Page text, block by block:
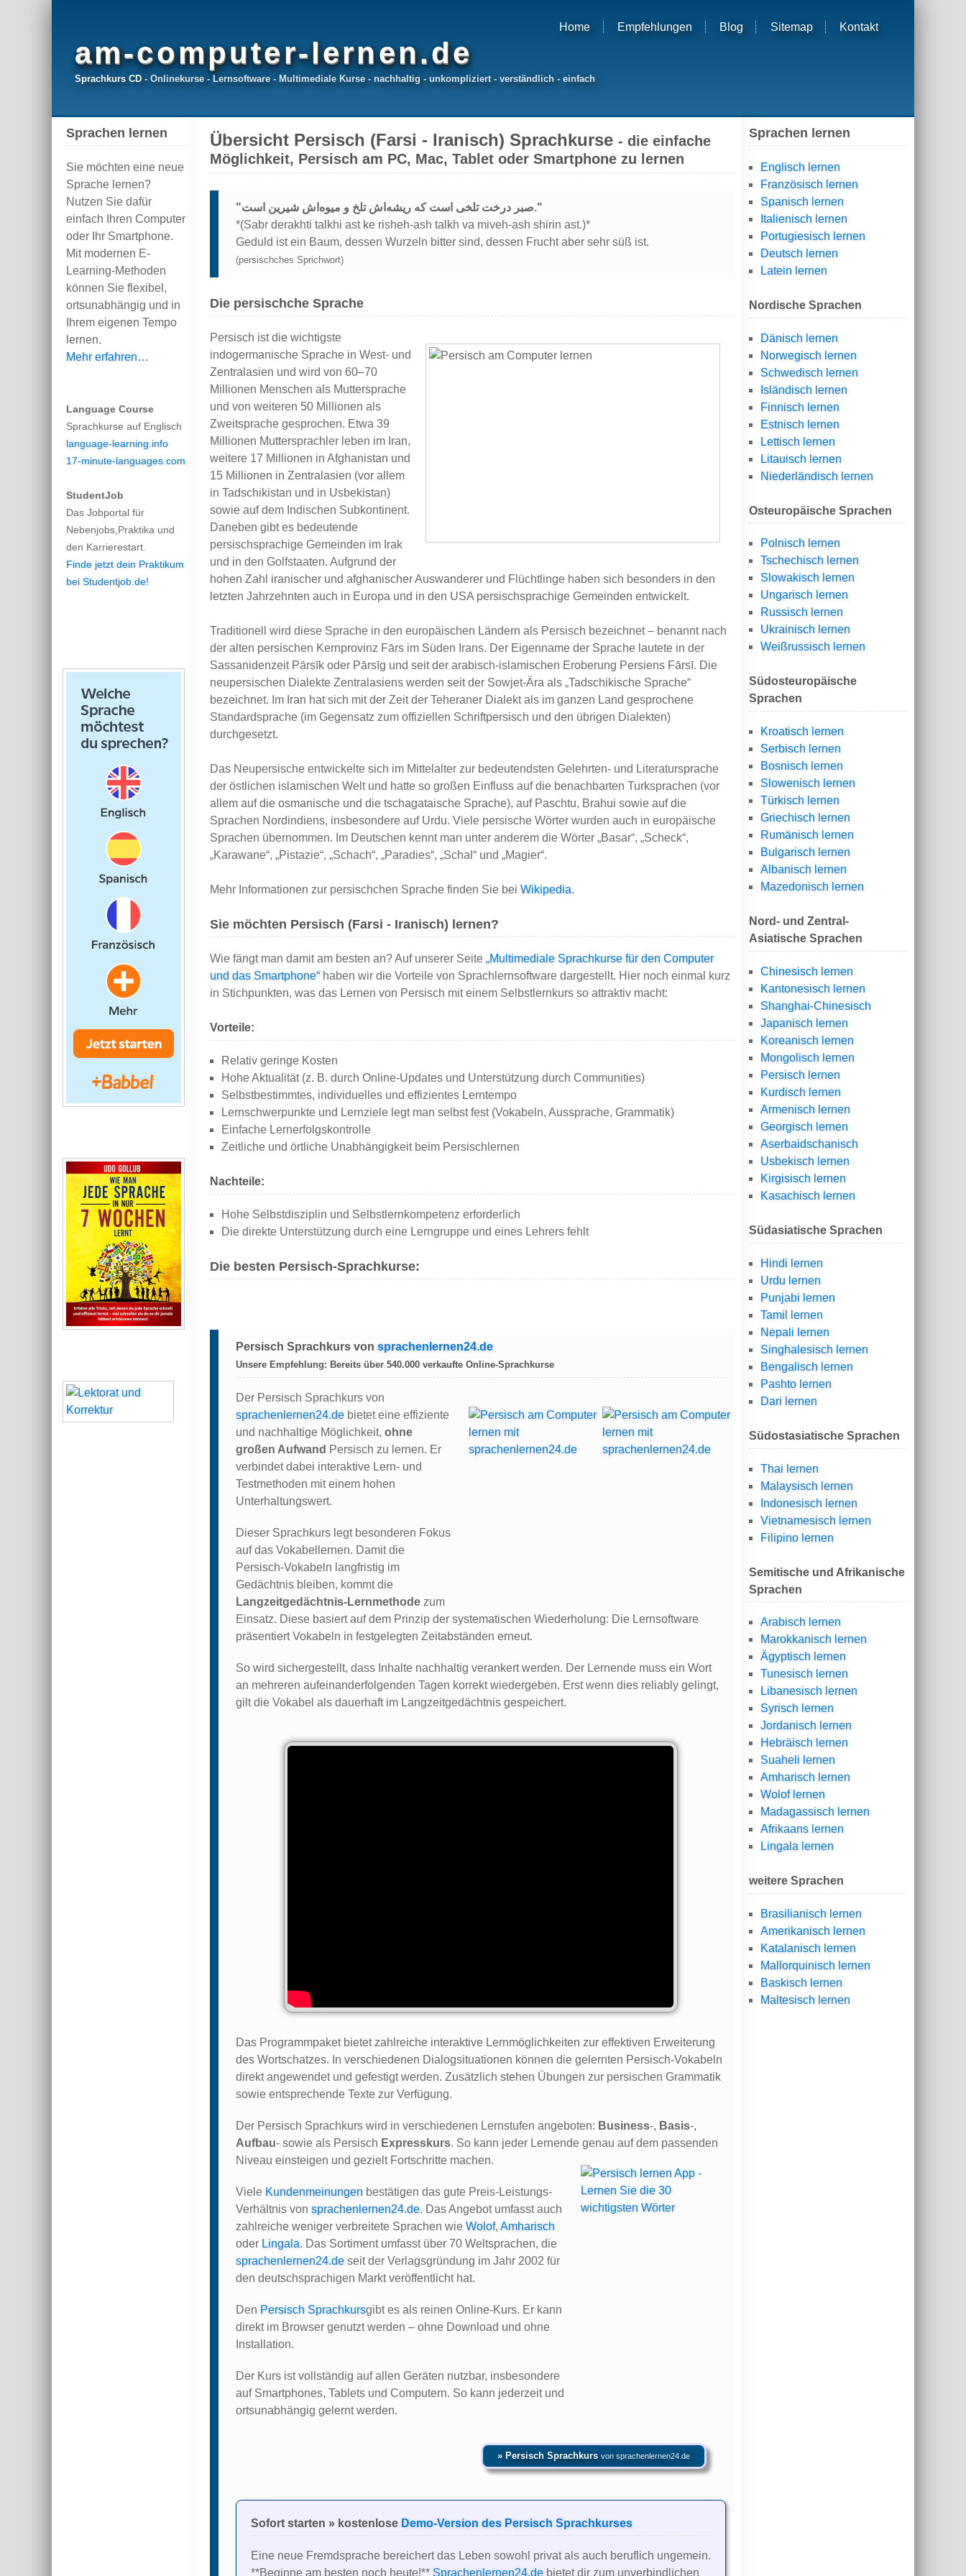
am-computer-lernen.de
Sprachkurs CD - Onlinekurse - Lernsoftware - Multimediale Kurse - nachhaltig - unkompliziert - verständlich - einfach
Home Empfehlungen Blog Sitemap Kontakt
Sprachen lernen
Sie möchten eine neue
Sprache lernen?
Nutzen Sie dafür
einfach Ihren Computer
oder Ihr Smartphone.
Mit modernen E-
Learning-Methoden
können Sie flexibel,
ortsunabhängig und in
Ihrem eigenen Tempo
lernen.
Mehr erfahren…
Language Course
Sprachkurse auf Englisch
language-learning.info
17-minute-languages.com
StudentJob
Das Jobportal für
Nebenjobs,Praktika und
den Karrierestart.
Finde jetzt dein Praktikum
bei Studentjob.de!
Sprachen lernen
Englisch lernen
Französisch lernen
Spanisch lernen
Italienisch lernen
Portugiesisch lernen
Deutsch lernen
Latein lernen
Nordische Sprachen
Dänisch lernen
Norwegisch lernen
Schwedisch lernen
Isländisch lernen
Finnisch lernen
Estnisch lernen
Lettisch lernen
Litauisch lernen
Niederländisch lernen
Osteuropäische Sprachen
Polnisch lernen
Tschechisch lernen
Slowakisch lernen
Ungarisch lernen
Russisch lernen
Ukrainisch lernen
Weißrussisch lernen
Südosteuropäische
Sprachen
Kroatisch lernen
Serbisch lernen
Bosnisch lernen
Slowenisch lernen
Türkisch lernen
Griechisch lernen
Rumänisch lernen
Bulgarisch lernen
Albanisch lernen
Mazedonisch lernen
Nord- und Zentral-
Asiatische Sprachen
Chinesisch lernen
Kantonesisch lernen
Shanghai-Chinesisch
Japanisch lernen
Koreanisch lernen
Mongolisch lernen
Persisch lernen
Kurdisch lernen
Armenisch lernen
Georgisch lernen
Aserbaidschanisch
Usbekisch lernen
Kirgisisch lernen
Kasachisch lernen
Südasiatische Sprachen
Hindi lernen
Urdu lernen
Punjabi lernen
Tamil lernen
Nepali lernen
Singhalesisch lernen
Bengalisch lernen
Pashto lernen
Dari lernen
Südostasiatische Sprachen
Thai lernen
Malaysisch lernen
Indonesisch lernen
Vietnamesisch lernen
Filipino lernen
Semitische und Afrikanische
Sprachen
Arabisch lernen
Marokkanisch lernen
Ägyptisch lernen
Tunesisch lernen
Libanesisch lernen
Syrisch lernen
Jordanisch lernen
Hebräisch lernen
Suaheli lernen
Amharisch lernen
Wolof lernen
Madagassisch lernen
Afrikaans lernen
Lingala lernen
weitere Sprachen
Brasilianisch lernen
Amerikanisch lernen
Katalanisch lernen
Mallorquinisch lernen
Baskisch lernen
Maltesisch lernen
Übersicht Persisch (Farsi - Iranisch) Sprachkurse - die einfache
Möglichkeit, Persisch am PC, Mac, Tablet oder Smartphone zu lernen
"صبر درخت تلخی است که ریشه‌اش تلخ و میوه‌اش شیرین است."
*(Sabr derakhti talkhi ast ke risheh-ash talkh va miveh-ash shirin ast.)*
Geduld ist ein Baum, dessen Wurzeln bitter sind, dessen Frucht aber sehr süß ist.
(persischches Sprichwort)
Die persischche Sprache
Persisch ist die wichtigste
indogermanische Sprache in West- und
Zentralasien und wird von 60–70
Millionen Menschen als Muttersprache
und von weiteren 50 Millionen als
Zweitsprache gesprochen. Etwa 39
Millionen Muttersprachler leben im Iran,
weitere 17 Millionen in Afghanistan und
15 Millionen in Zentralasien (vor allem
in Tadschikistan und in Usbekistan)
sowie auf dem Indischen Subkontinent.
Daneben gibt es bedeutende
persischsprachige Gemeinden im Irak
und in den Golfstaaten. Aufgrund der
hohen Zahl iranischer und afghanischer Auswanderer und Flüchtlinge haben sich besonders in den
letzten Jahrzehnten auch in Europa und in den USA persischsprachige Gemeinden entwickelt.
Traditionell wird diese Sprache in den europäischen Ländern als Persisch bezeichnet – benannt nach
der alten persischen Kernprovinz Fārs im Süden Irans. Der Eigenname der Sprache lautete in der
Sassanidenzeit Pārsīk oder Pārsīg und seit der arabisch-islamischen Eroberung Persiens Fārsī. Die
neupersischen Dialekte Zentralasiens werden seit der Sowjet-Ära als „Tadschikische Sprache“
bezeichnet. Im Iran hat sich mit der Zeit der Teheraner Dialekt als im ganzen Land gesprochene
Standardsprache (im Gegensatz zum offiziellen Schriftpersisch und den übrigen Dialekten)
durchgesetzt.
Das Neupersische entwickelte sich im Mittelalter zur bedeutendsten Gelehrten- und Literatursprache
der östlichen islamischen Welt und hatte so großen Einfluss auf die benachbarten Turksprachen (vor
allem auf die osmanische und die tschagataische Sprache), auf Paschtu, Brahui sowie auf die
Sprachen Nordindiens, insbesondere auf Urdu. Viele persische Wörter wurden auch in europäische
Sprachen übernommen. Im Deutschen kennt man unter anderem die Wörter „Basar“, „Scheck“,
„Karawane“, „Pistazie“, „Schach“, „Paradies“, „Schal“ und „Magier“.
Mehr Informationen zur persischchen Sprache finden Sie bei Wikipedia.
Sie möchten Persisch (Farsi - Iranisch) lernen?
Wie fängt man damit am besten an? Auf unserer Seite „Multimediale Sprachkurse für den Computer
und das Smartphone“ haben wir die Vorteile von Sprachlernsoftware dargestellt. Hier noch einmal kurz
in Stichpunkten, was das Lernen von Persisch mit einem Selbstlernkurs so attraktiv macht:
Vorteile:
Relativ geringe Kosten
Hohe Aktualität (z. B. durch Online-Updates und Unterstützung durch Communities)
Selbstbestimmtes, individuelles und effizientes Lerntempo
Lernschwerpunkte und Lernziele legt man selbst fest (Vokabeln, Aussprache, Grammatik)
Einfache Lernerfolgskontrolle
Zeitliche und örtliche Unabhängigkeit beim Persischlernen
Nachteile:
Hohe Selbstdisziplin und Selbstlernkompetenz erforderlich
Die direkte Unterstützung durch eine Lerngruppe und eines Lehrers fehlt
Die besten Persisch-Sprachkurse:
Persisch Sprachkurs von sprachenlernen24.de
Unsere Empfehlung: Bereits über 540.000 verkaufte Online-Sprachkurse
Der Persisch Sprachkurs von
sprachenlernen24.de bietet eine effiziente
und nachhaltige Möglichkeit, ohne
großen Aufwand Persisch zu lernen. Er
verbindet dabei interaktive Lern- und
Testmethoden mit einem hohen
Unterhaltungswert.
Dieser Sprachkurs legt besonderen Fokus
auf das Vokabellernen. Damit die
Persisch-Vokabeln langfristig im
Gedächtnis bleiben, kommt die
Langzeitgedächtnis-Lernmethode zum
Einsatz. Diese basiert auf dem Prinzip der systematischen Wiederholung: Die Lernsoftware
präsentiert Vokabeln in festgelegten Zeitabständen erneut.
So wird sichergestellt, dass Inhalte nachhaltig verankert werden. Der Lernende muss ein Wort
an mehreren aufeinanderfolgenden Tagen korrekt wiedergeben. Erst wenn dies reliably gelingt,
gilt die Vokabel als dauerhaft im Langzeitgedächtnis gespeichert.
Das Programmpaket bietet zahlreiche interaktive Lernmöglichkeiten zur effektiven Erweiterung
des Wortschatzes. In verschiedenen Dialogsituationen können die gelernten Persisch-Vokabeln
direkt angewendet und gefestigt werden. Zusätzlich stehen Übungen zur persischen Grammatik
sowie entsprechende Texte zur Verfügung.
Der Persisch Sprachkurs wird in verschiedenen Lernstufen angeboten: Business-, Basis-,
Aufbau- sowie als Persisch Expresskurs. So kann jeder Lernende genau auf dem passenden
Niveau einsteigen und gezielt Fortschritte machen.
Viele Kundenmeinungen bestätigen das gute Preis-Leistungs-
Verhältnis von sprachenlernen24.de. Das Angebot umfasst auch
zahlreiche weniger verbreitete Sprachen wie Wolof, Amharisch
oder Lingala. Das Sortiment umfasst über 70 Weltsprachen, die
sprachenlernen24.de seit der Verlagsgründung im Jahr 2002 für
den deutschsprachigen Markt veröffentlicht hat.
Den Persisch Sprachkursgibt es als reinen Online-Kurs. Er kann
direkt im Browser genutzt werden – ohne Download und ohne
Installation.
Der Kurs ist vollständig auf allen Geräten nutzbar, insbesondere
auf Smartphones, Tablets und Computern. So kann jederzeit und
ortsunabhängig gelernt werden.
» Persisch Sprachkurs von sprachenlernen24.de
Sofort starten » kostenlose Demo-Version des Persisch Sprachkurses
Eine neue Fremdsprache bereichert das Leben sowohl privat als auch beruflich ungemein.
**Beginne am besten noch heute!** Sprachenlernen24.de bietet dir zum unverbindlichen